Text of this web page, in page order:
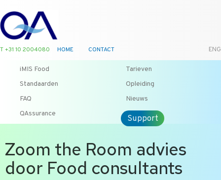
T +31 10 2004080 HOME CONTACT ENG
iMIS Food
Tarieven
Standaarden
Opleiding
FAQ
Nieuws
QAssurance
Support
Zoom the Room advies
door Food consultants